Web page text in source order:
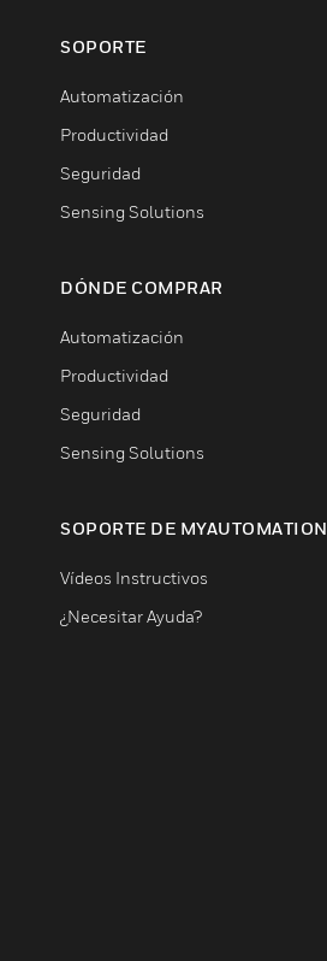
SOPORTE
Automatización
Productividad
Seguridad
Sensing Solutions
DÓNDE COMPRAR
Automatización
Productividad
Seguridad
Sensing Solutions
SOPORTE DE MYAUTOMATION
Vídeos Instructivos
¿Necesitar Ayuda?